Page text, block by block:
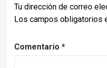
Tu dirección de correo
Los campos obligatorios
Comentario *